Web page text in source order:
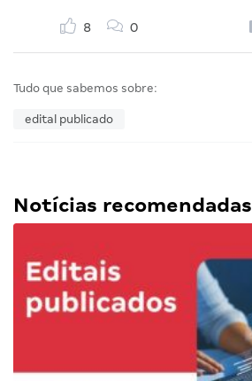
8 0
Tudo que sabemos sobre:
edital publicado
Notícias recomendadas